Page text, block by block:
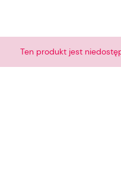
Ten produkt jest